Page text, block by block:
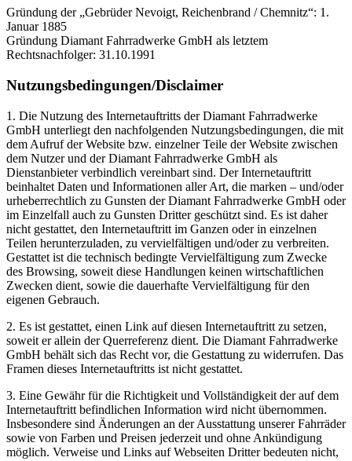
Gründung der „Gebrüder Nevoigt, Reichenbrand / Chemnitz“: 1.
Januar 1885
Gründung Diamant Fahrradwerke GmbH als letztem
Rechtsnachfolger: 31.10.1991
Nutzungsbedingungen/Disclaimer
1. Die Nutzung des Internetauftritts der Diamant Fahrradwerke
GmbH unterliegt den nachfolgenden Nutzungsbedingungen, die mit
dem Aufruf der Website bzw. einzelner Teile der Website zwischen
dem Nutzer und der Diamant Fahrradwerke GmbH als
Dienstanbieter verbindlich vereinbart sind. Der Internetauftritt
beinhaltet Daten und Informationen aller Art, die marken – und/oder
urheberrechtlich zu Gunsten der Diamant Fahrradwerke GmbH oder
im Einzelfall auch zu Gunsten Dritter geschützt sind. Es ist daher
nicht gestattet, den Internetauftritt im Ganzen oder in einzelnen
Teilen herunterzuladen, zu vervielfältigen und/oder zu verbreiten.
Gestattet ist die technisch bedingte Vervielfältigung zum Zwecke
des Browsing, soweit diese Handlungen keinen wirtschaftlichen
Zwecken dient, sowie die dauerhafte Vervielfältigung für den
eigenen Gebrauch.
2. Es ist gestattet, einen Link auf diesen Internetauftritt zu setzen,
soweit er allein der Querreferenz dient. Die Diamant Fahrradwerke
GmbH behält sich das Recht vor, die Gestattung zu widerrufen. Das
Framen dieses Internetauftritts ist nicht gestattet.
3. Eine Gewähr für die Richtigkeit und Vollständigkeit der auf dem
Internetauftritt befindlichen Information wird nicht übernommen.
Insbesondere sind Änderungen an der Ausstattung unserer Fahrräder
sowie von Farben und Preisen jederzeit und ohne Ankündigung
möglich. Verweise und Links auf Webseiten Dritter bedeuten nicht,